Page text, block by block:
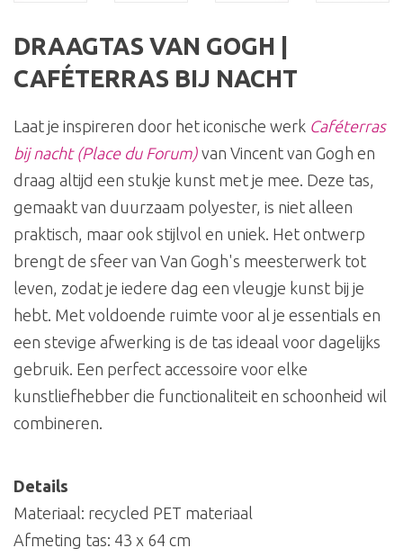
DRAAGTAS VAN GOGH |
CAFÉTERRAS BIJ NACHT
Laat je inspireren door het iconische werk Caféterras
bij nacht (Place du Forum) van Vincent van Gogh en
draag altijd een stukje kunst met je mee. Deze tas,
gemaakt van duurzaam polyester, is niet alleen
praktisch, maar ook stijlvol en uniek. Het ontwerp
brengt de sfeer van Van Gogh's meesterwerk tot
leven, zodat je iedere dag een vleugje kunst bij je
hebt. Met voldoende ruimte voor al je essentials en
een stevige afwerking is de tas ideaal voor dagelijks
gebruik. Een perfect accessoire voor elke
kunstliefhebber die functionaliteit en schoonheid wil
combineren.
Details
Materiaal: recycled PET materiaal
Afmeting tas: 43 x 64 cm